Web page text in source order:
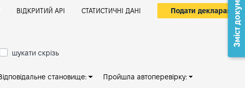
ВІДКРИТИЙ АРІ СТАТИСТИЧНІ ДАНІ Подати декларацію
шукати скрізь
становище: Пройшла автоперевірку:
Зміст документа